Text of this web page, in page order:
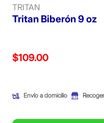
TRITAN
Tritan Biberón 9 oz
Precio reducido de
$109.00
Envío a domicilio